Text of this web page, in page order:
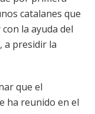
catalanes que
la ayuda del
a presidir la
que el
ha reunido en el